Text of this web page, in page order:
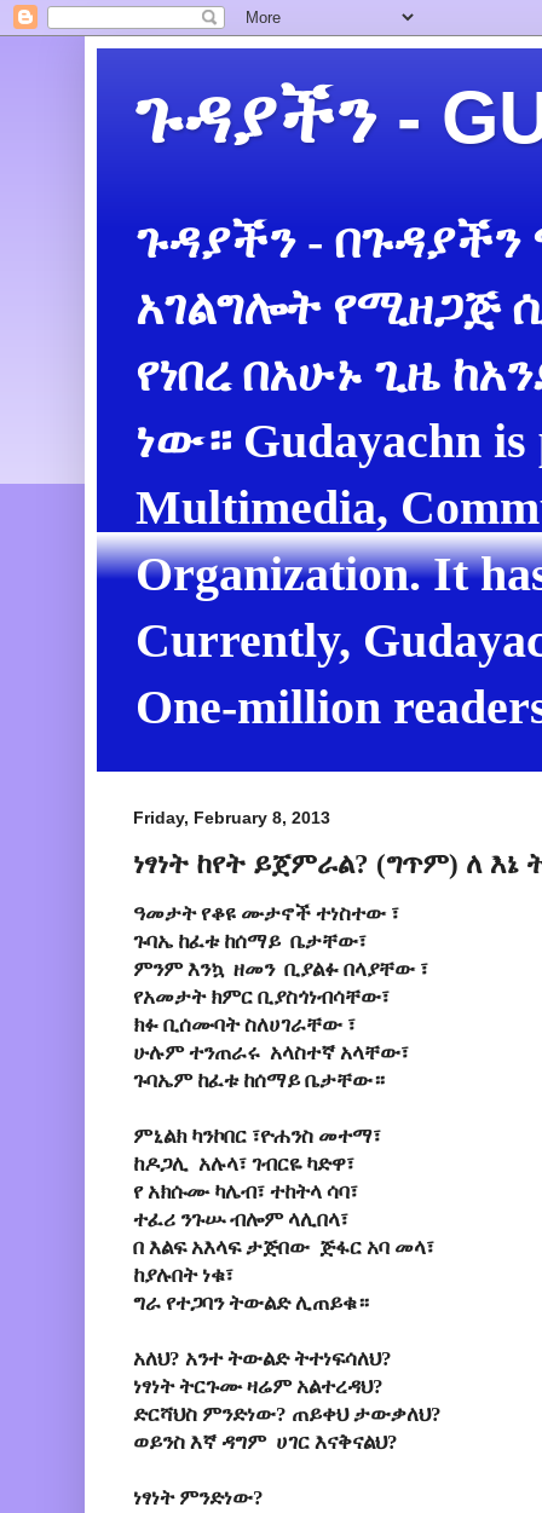
ጉዳያችን -
ጉዳያችን -
አገልግሎት የሚዘጋጅ
የነበረ በአሁኑ ጊዜ
ነው። Gudayachn is
Multimedia,
Organization. It
Currently,
One-million
Friday, February 8, 2013
ነፃነት ከየት ይጀምራል? (ግጥም) ለ እኔ
ዓመታት የቆዩ ሙታኖች ተነስተው ፣
ጉባኤ ከፈቱ ከሰማይ ቤታቸው፣
ምንም እንኳ ዘመን ቢያልፉ በላያቸው ፣
የአመታት ክምር ቢያስጎነብሳቸው፣
ክፉ ቢሰሙባት ስለሀገራቸው ፣
ሁሉም ተንጠራሩ አላስተኛ አላቸው፣
ጉባኤም ከፈቱ ከሰማይ ቤታቸው።
ምኒልክ ካንኮበር ፣ዮሐንስ መተማ፣
ከዶጋሊ አሉላ፣ ገብርዬ ካድዋ፣
የ አክሱሙ ካሌብ፣ ተከትላ ሳባ፣
ተፈሪ ንጉሡ ብሎም ላሊበላ፣
በ እልፍ አእላፍ ታጅበው ጅፋር አባ መላ፣
ከያሉበት ነቁ፣
ግራ የተጋባን ትውልድ ሊጠይቁ።
አለህ? አንተ ትውልድ ትተነፍሳለህ?
ነፃነት ትርጉሙ ዛሬም አልተረዳህ?
ድርሻህስ ምንድነው? ጠይቀህ ታውቃለህ?
ወይንስ እኛ ዳግም ሀገር እናቅናልህ?
ነፃነት ምንድነው?